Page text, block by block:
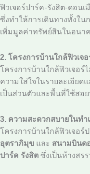
ฟิวเจอร์ปาร์ค-รังสิต-ดอน
ซึ่งทำให้การเดินทางทั้งใ
เพิ่มมูลค่าทรัพย์สินในอนา
2. โครงการบ้านใกล้ฟิวเจ
โครงการบ้านใกล้ฟิวเจอ
ความใส่ใจในรายละเอีย
เป็นส่วนตัวและพื้นที่ใช้สอ
3. ความสะดวกสบายในทำ
โครงการบ้านใกล้ฟิวเจอร์
อุตราภิมุข และ สนามบินด
ปาร์ค รังสิตซึ่งเป็นห้างสร